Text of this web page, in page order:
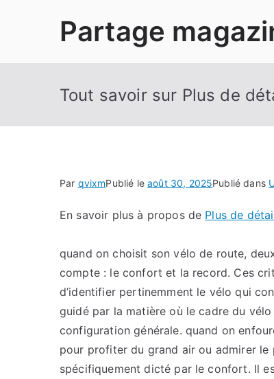
Partage
Tout savoir sur Plus de
Par qvixmPublié leaoût 30, 2025Publié dans
En savoir plus à propos de Plus de
quand on choisit son vélo de route,
compte : le confort et la record. Ces
d’identifier pertinemment le vélo qui
guidé par la matière où le cadre du
configuration générale. quand on
pour profiter du grand air ou admirer
spécifiquement dicté par le confort. Il